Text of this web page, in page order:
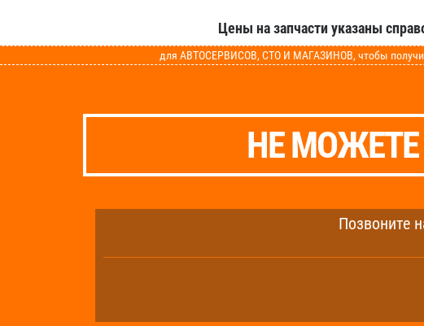
Цены на запчасти указаны
для АВТОСЕРВИСОВ, СТО И МАГАЗИНОВ, чтобы
НЕ
Позвоните